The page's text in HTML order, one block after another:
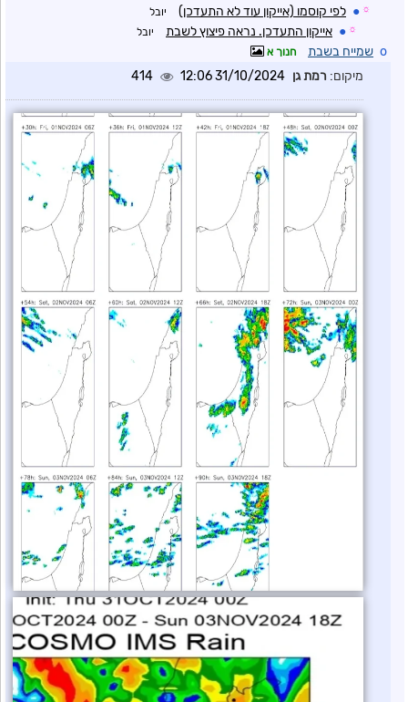
☼
● לפי קוסמו (אייקון עוד לא התעדכן) יובל
☼
● אייקון התעדכן. נראה פיצוץ לשבת יובל
o שמייח בשבת חנוך א
מיקום: רמת גן 31/10/2024 12:06
414